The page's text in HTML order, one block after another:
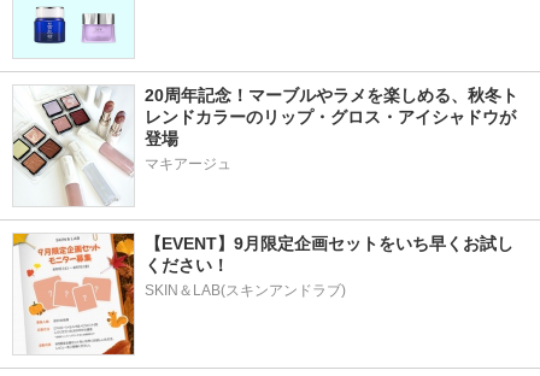
20周年記念！マーブルやラメを楽しめる、秋冬ト
レンドカラーのリップ・グロス・アイシャドウが
登場
マキアージュ
【EVENT】9月限定企画セットをいち早くお試し
ください！
SKIN＆LAB(スキンアンドラブ)